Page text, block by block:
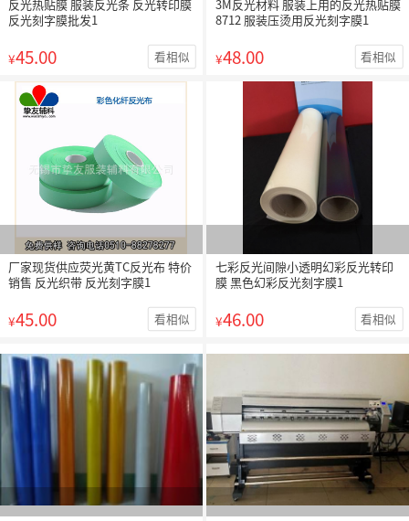
反光热贴膜 服装反光条 反光转印膜
反光刻字膜批发1
¥45.00 看相似
3M反光材料 服装上用的反光热贴膜
8712 服装压烫用反光刻字膜1
¥48.00 看相似
厂家现货供应荧光黄TC反光布 特价
销售 反光织带 反光刻字膜1
¥45.00 看相似
七彩反光间隙小透明幻彩反光转印
膜 黑色幻彩反光刻字膜1
¥46.00 看相似